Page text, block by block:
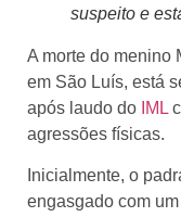
suspeito e
A morte do menino
em São Luís, está
após laudo do IML
agressões físicas.
Inicialmente, o
engasgado com